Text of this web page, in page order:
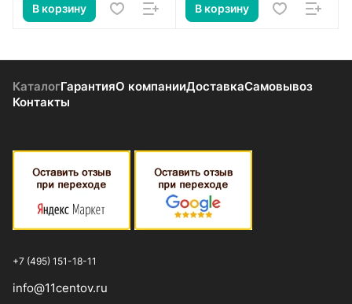
В корзину В корзину
КаталогГарантияО компанииДоставкаСамовывоз
Контакты
+7 (495) 151-18-11
info@11centov.ru